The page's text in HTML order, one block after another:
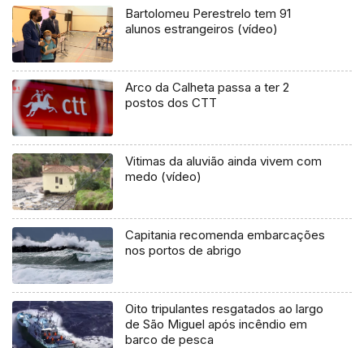
Bartolomeu Perestrelo tem 91
alunos estrangeiros (vídeo)
Arco da Calheta passa a ter 2
postos dos CTT
Vitimas da aluvião ainda vivem com
medo (vídeo)
Capitania recomenda embarcações
nos portos de abrigo
Oito tripulantes resgatados ao largo
de São Miguel após incêndio em
barco de pesca